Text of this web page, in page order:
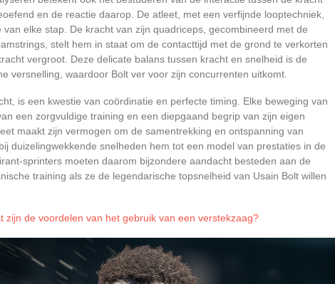
en de reactie daarop. De atleet, met een verfijnde looptechniek,
van elke stap. De kracht van zijn quadriceps, gecombineerd met de
stelt hem in staat om de contacttijd met de grond te verkorten
vergroot. Deze delicate balans tussen kracht en snelheid is de
versnelling, waardoor Bolt ver voor zijn concurrenten uitkomt.
is een kwestie van coördinatie en perfecte timing. Elke beweging van
een zorgvuldige training en een diepgaand begrip van zijn eigen
maakt zijn vermogen om de samentrekking en ontspanning van
duizelingwekkende snelheden hem tot een model van prestaties in de
sprinters moeten daarom bijzondere aandacht besteden aan de
training als ze de legendarische topsnelheid van Usain Bolt willen
zijn de voordelen van het gebruik van een verstekzaag?